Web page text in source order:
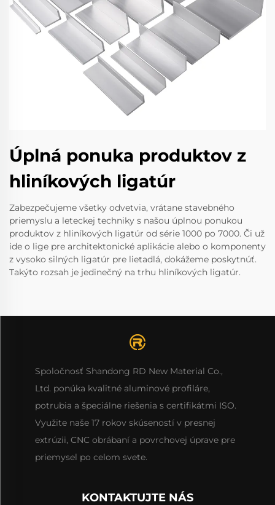
Úplná ponuka produktov z
hliníkových ligatúr
Zabezpečujeme všetky odvetvia, vrátane stavebného
priemyslu a leteckej techniky s našou úplnou ponukou
produktov z hliníkových ligatúr od série 1000 po 7000. Či už
ide o lige pre architektonické aplikácie alebo o komponenty
z vysoko silných ligatúr pre lietadlá, dokážeme poskytnúť.
Takýto rozsah je jedinečný na trhu hliníkových ligatúr.
Spoločnosť Shandong RD New Material Co.,
Ltd. ponúka kvalitné aluminové profiláre,
potrubia a špeciálne riešenia s certifikátmi ISO.
Využite naše 17 rokov skúseností v presnej
extrúzii, CNC obrábaní a povrchovej úprave pre
priemysel po celom svete.
KONTAKTUJTE NÁS